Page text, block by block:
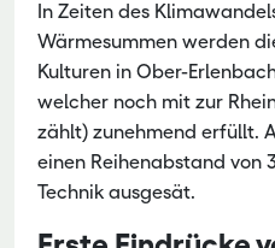
In Zeiten des
Wärmesummen werden
Kulturen in Ober-
welcher noch mit zur
zählt) zunehmend erfüllt.
einen Reihenabstand von
Technik ausgesät.